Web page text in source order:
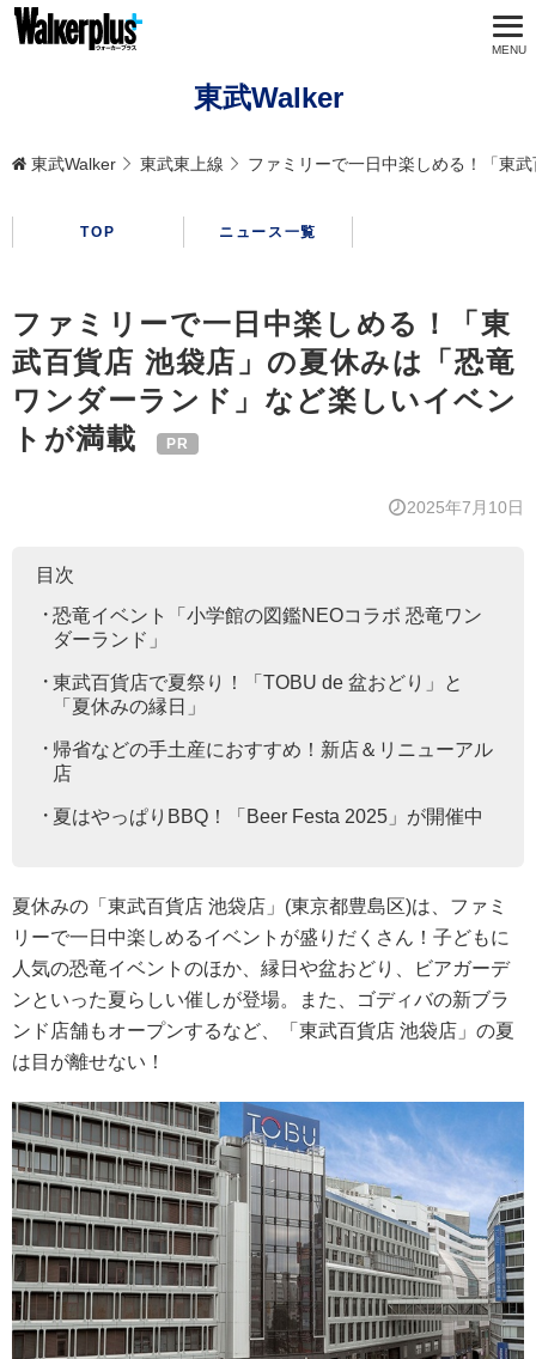
東武Walker
東武Walker 東武東上線 ファミリーで一日中楽しめる！「東
TOP ニュース一覧
ファミリーで一日中楽しめる！「東
武百貨店 池袋店」の夏休みは「恐竜
ワンダーランド」など楽しいイベン
トが満載
2025年7月10日
目次
恐竜イベント「小学館の図鑑NEOコラボ 恐竜ワン
ダーランド」
東武百貨店で夏祭り！「TOBU de 盆おどり」と
「夏休みの縁日」
帰省などの手土産におすすめ！新店＆リニューアル
店
夏はやっぱりBBQ！「Beer Festa 2025」が開催中
夏休みの「東武百貨店 池袋店」(東京都豊島区)は、ファミ
リーで一日中楽しめるイベントが盛りだくさん！子どもに
人気の恐竜イベントのほか、縁日や盆おどり、ビアガーデ
ンといった夏らしい催しが登場。また、ゴディバの新ブラ
ンド店舗もオープンするなど、「東武百貨店 池袋店」の夏
は目が離せない！